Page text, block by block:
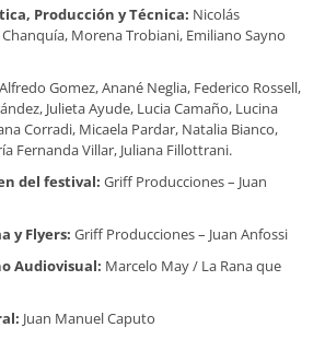
Producción y Técnica: Nicolás
Morena Trobiani, Emiliano Sayno
Alfredo Gomez, Anané Neglia, Federico Rossell,
Julieta Ayude, Lucia Camaño, Lucina
Corradi, Micaela Pardar, Natalia Bianco,
Fernanda Villar, Juliana Fillottrani.
del festival: Griff Producciones – Juan
y Flyers: Griff Producciones – Juan Anfossi
Audiovisual: Marcelo May / La Rana que
Juan Manuel Caputo